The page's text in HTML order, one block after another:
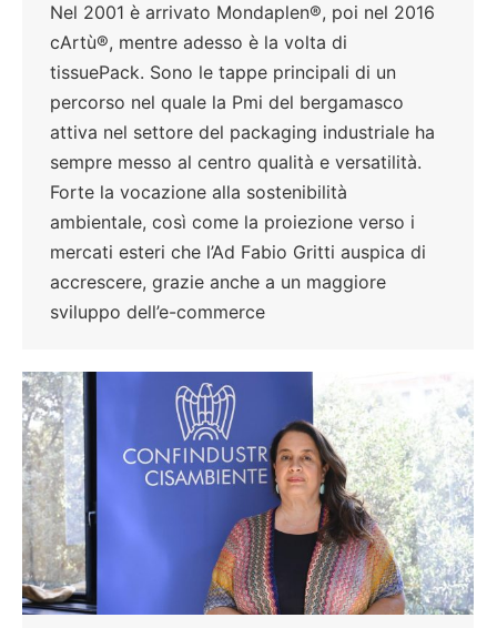
Nel 2001 è arrivato Mondaplen®, poi nel 2016
cArtù®, mentre adesso è la volta di
tissuePack. Sono le tappe principali di un
percorso nel quale la Pmi del bergamasco
attiva nel settore del packaging industriale ha
sempre messo al centro qualità e versatilità.
Forte la vocazione alla sostenibilità
ambientale, così come la proiezione verso i
mercati esteri che l’Ad Fabio Gritti auspica di
accrescere, grazie anche a un maggiore
sviluppo dell’e-commerce